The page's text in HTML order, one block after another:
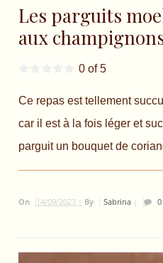
Les parguits
aux
0 of 5
Ce repas est tellement
car il est à la fois léger et
parguit un bouquet de
On 14/09/2023 | By Sabrina|